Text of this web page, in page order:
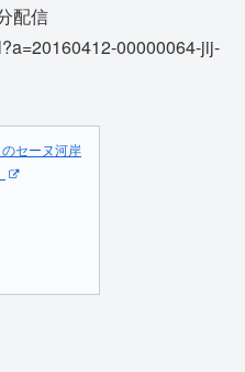
配信
00000064-jij-
セーヌ河岸